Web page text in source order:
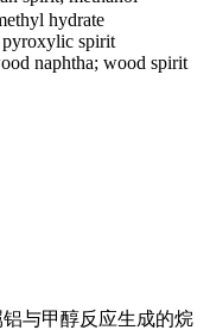
hydrate
pyroxylic spirit
naphtha; wood spirit
铝与甲醇反应生成的烷